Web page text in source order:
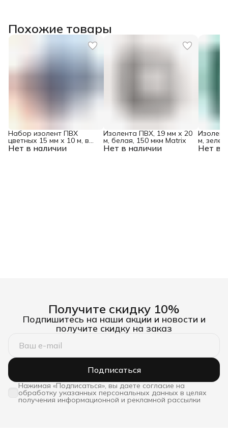
Похожие товары
Нет в наличии
Набор изолент ПВХ
цветных 15 мм х 10 м, в
упаковке 5 шт, 150 мкм Нет в наличии
Изолента ПВХ, 19 мм х 20
м, белая, 150 мкм Matrix
Нет в
м,
Получите скидку 10%
Подпишитесь на наши акции и новости и
получите скидку на заказ
Подписаться
Нажимая «Подписаться», вы даете согласие на
обработку указанных персональных данных в целях
получения информационной и рекламной рассылки